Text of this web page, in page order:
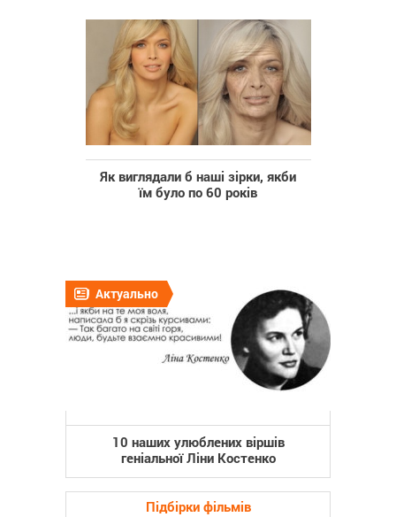
Як виглядали б наші зірки, якби
їм було по 60 років
Актуально
10 наших улюблених віршів
геніальної Ліни Костенко
Підбірки фільмів